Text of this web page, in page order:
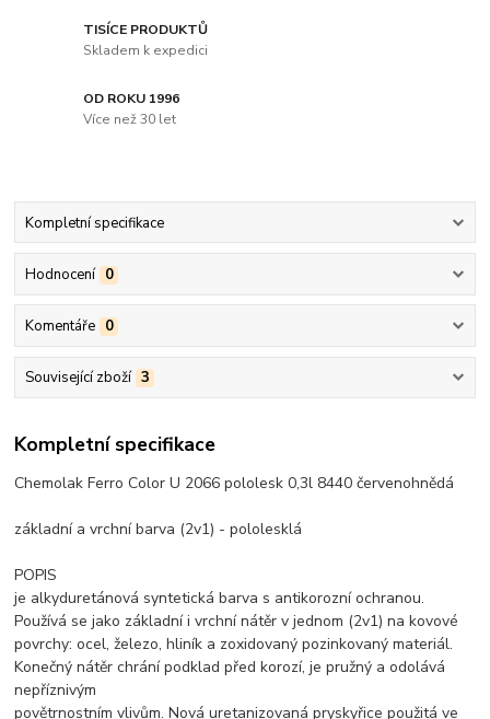
TISÍCE PRODUKTŮ
Skladem k expedici
OD ROKU 1996
Více než 30 let
Kompletní specifikace
Hodnocení 0
Komentáře 0
Související zboží 3
Kompletní specifikace
Chemolak Ferro Color U 2066 pololesk 0,3l 8440 červenohnědá
základní a vrchní barva (2v1) - pololesklá
POPIS
je alkyduretánová syntetická barva s antikorozní ochranou.
Používá se jako základní i vrchní nátěr v jednom (2v1) na kovové
povrchy: ocel, železo, hliník a zoxidovaný pozinkovaný materiál.
Konečný nátěr chrání podklad před korozí, je pružný a odolává
nepříznivým
povětrnostním vlivům. Nová uretanizovaná pryskyřice použitá ve